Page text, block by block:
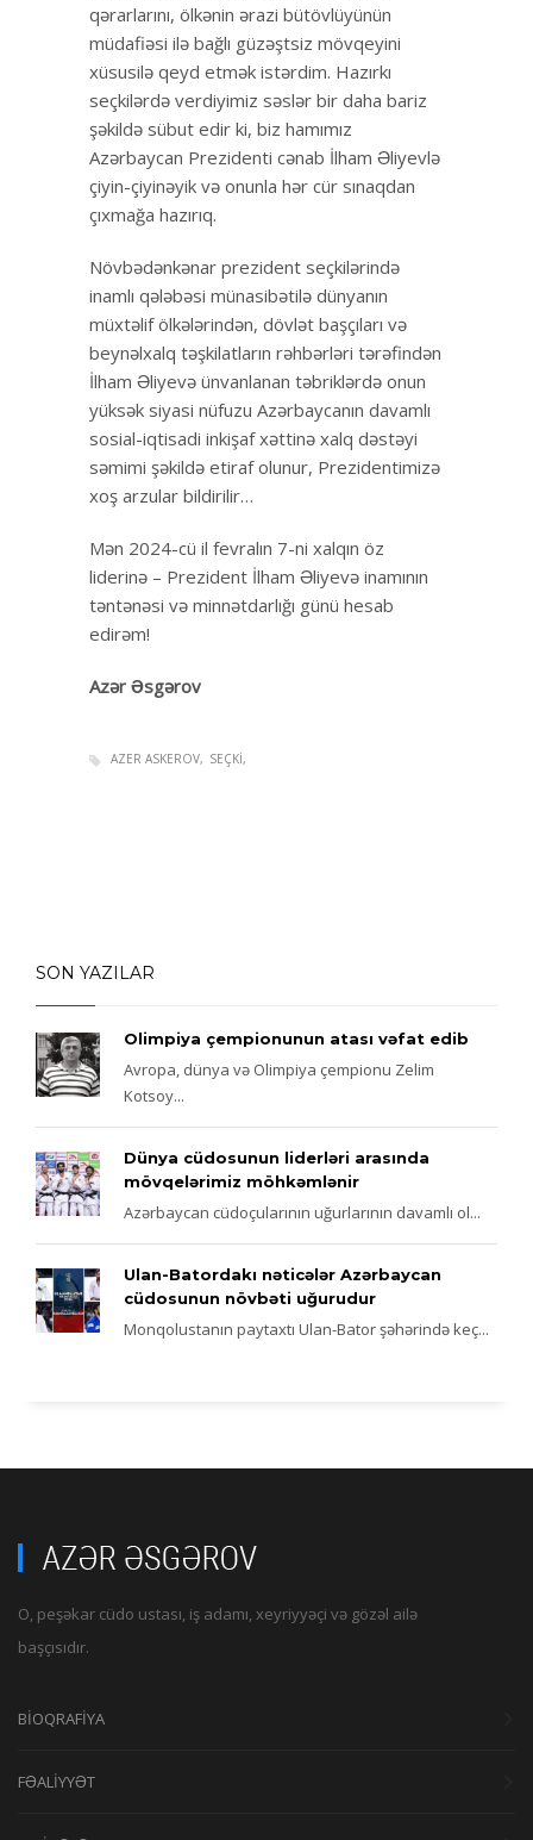
qərarlarını, ölkənin ərazi bütövlüyünün
müdafiəsi ilə bağlı güzəştsiz mövqeyini
xüsusilə qeyd etmək istərdim. Hazırkı
seçkilərdə verdiyimiz səslər bir daha bariz
şəkildə sübut edir ki, biz hamımız
Azərbaycan Prezidenti cənab İlham Əliyevlə
çiyin-çiyinəyik və onunla hər cür sınaqdan
çıxmağa hazırıq.
Növbədənkənar prezident seçkilərində
inamlı qələbəsi münasibətilə dünyanın
müxtəlif ölkələrindən, dövlət başçıları və
beynəlxalq təşkilatların rəhbərləri tərəfindən
İlham Əliyevə ünvanlanan təbriklərdə onun
yüksək siyasi nüfuzu Azərbaycanın davamlı
sosial-iqtisadi inkişaf xəttinə xalq dəstəyi
səmimi şəkildə etiraf olunur, Prezidentimizə
xoş arzular bildirilir…
Mən 2024-cü il fevralın 7-ni xalqın öz
liderinə – Prezident İlham Əliyevə inamının
təntənəsi və minnətdarlığı günü hesab
edirəm!
Azər Əsgərov
AZER ASKEROV SEÇKI
SON YAZILAR
Olimpiya çempionunun atası vəfat edib
Avropa, dünya və Olimpiya çempionu Zelim
Kotsoy...
Dünya cüdosunun liderləri arasında
mövqelərimiz möhkəmlənir
Azərbaycan cüdoçularının uğurlarının davamlı ol...
Ulan-Batordakı nəticələr Azərbaycan
cüdosunun növbəti uğurudur
Monqolustanın paytaxtı Ulan-Bator şəhərində keç...
O, peşəkar cüdo ustası, iş adamı, xeyriyyəçi və gözəl ailə
başçısıdır.
BİOQRAFİYA
FƏALİYYƏT